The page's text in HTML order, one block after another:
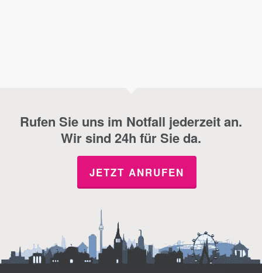
Rufen Sie uns im Notfall jederzeit an.
Wir sind 24h für Sie da.
JETZT ANRUFEN